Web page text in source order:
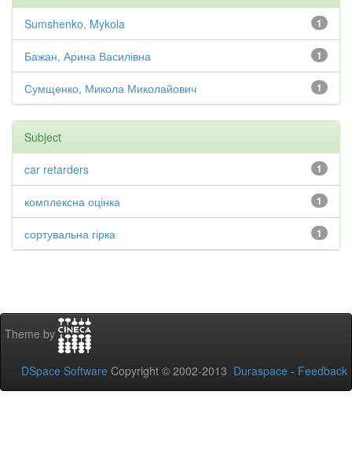
1
Sumshenko, Mykola
1
Бажан, Арина Василівна
1
Сумщенко, Микола Миколайович
Subject
1
car retarders
1
комплексна оцінка
1
сортувальна гірка
Theme by
DSpace Software Copyright © 2002-2013 Duraspace - Feedback